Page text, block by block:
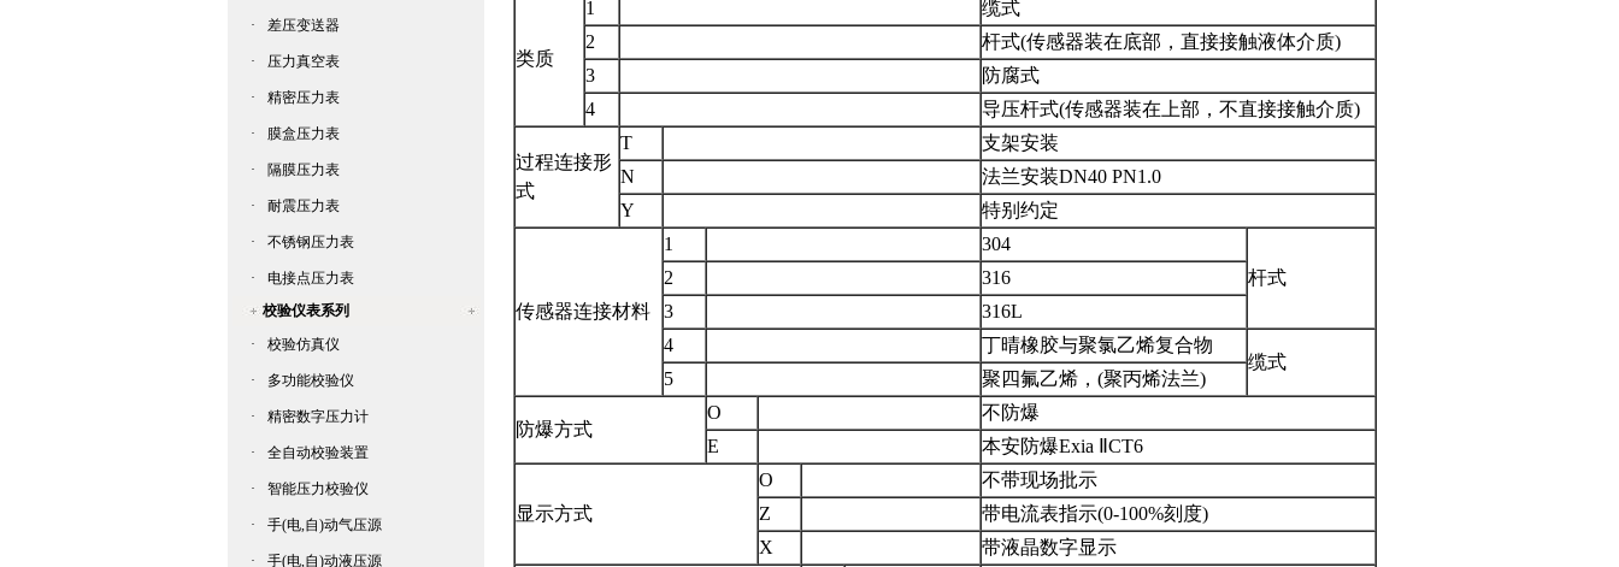
· 差压变送器
· 压力真空表
· 精密压力表
· 膜盒压力表
· 隔膜压力表
· 耐震压力表
· 不锈钢压力表
·
电接点压力表
校验仪表系列
·
校验仿真仪
· 多功能校验仪
· 精密数字压力计
· 全自动校验装置
· 智能压力校验仪
· 手(电,自)动气压源
·
手(电,自)动液压源
类质
1
缆式
2
杆式(传感器装在底部，直接接触液体介质)
3
防腐式
4
导压杆式(传感器装在上部，不直接接触介质)
过程连接形
式
T
支架安装
N
法兰安装DN40 PN1.0
Y
特别约定
传感器连接材料
1
304
杆式
2
316
3
316L
4
丁晴橡胶与聚氯乙烯复合物
缆式
5
聚四氟乙烯，(聚丙烯法兰)
防爆方式
O
不防爆
E
本安防爆Exia ⅡCT6
显示方式
O
不带现场批示
Z
带电流表指示(0-100%刻度)
X
带液晶数字显示